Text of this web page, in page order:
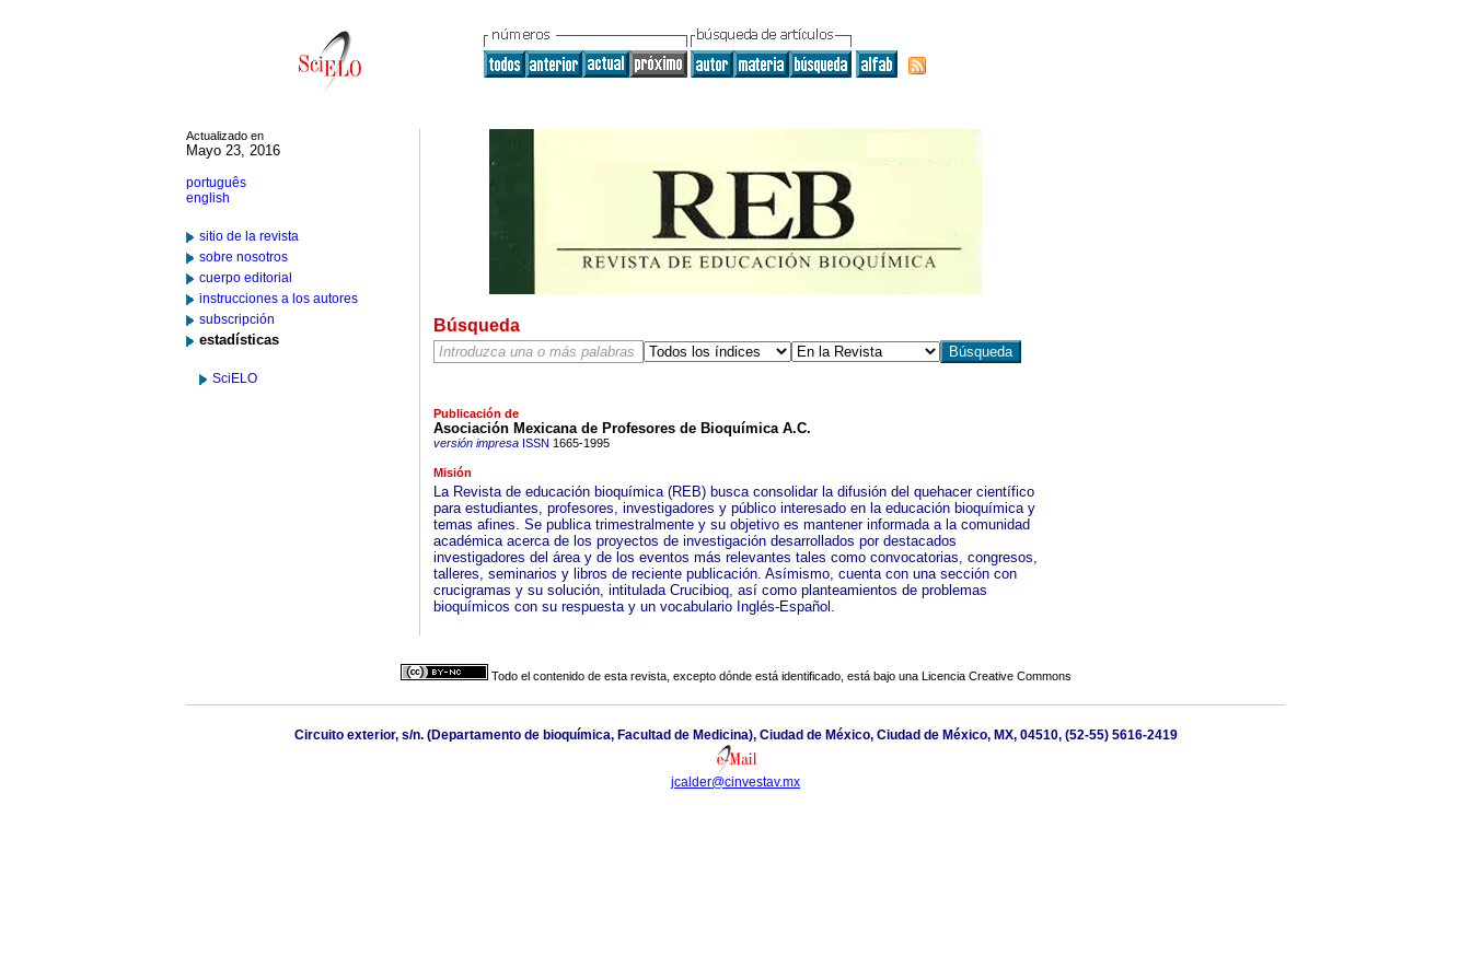
Actualizado en
Mayo 23, 2016
português
english
sitio de la revista
sobre nosotros
cuerpo editorial
instrucciones a los autores
subscripción
estadísticas
SciELO
Búsqueda
Publicación de
Asociación Mexicana de Profesores de Bioquímica A.C.
versión impresaISSN 1665-1995
Misión
La Revista de educación bioquímica (REB) busca consolidar la difusión del quehacer científico
para estudiantes, profesores, investigadores y público interesado en la educación bioquímica y
temas afines. Se publica trimestralmente y su objetivo es mantener informada a la comunidad
académica acerca de los proyectos de investigación desarrollados por destacados
investigadores del área y de los eventos más relevantes tales como convocatorias, congresos,
talleres, seminarios y libros de reciente publicación. Asímismo, cuenta con una sección con
crucigramas y su solución, intitulada Crucibioq, así como planteamientos de problemas
bioquímicos con su respuesta y un vocabulario Inglés-Español.
Todo el contenido de esta revista, excepto dónde está identificado, está bajo una Licencia Creative Commons
Circuito exterior, s/n. (Departamento de bioquímica, Facultad de Medicina), Ciudad de México, Ciudad de México, MX, 04510, (52-55) 5616-2419
jcalder@cinvestav.mx